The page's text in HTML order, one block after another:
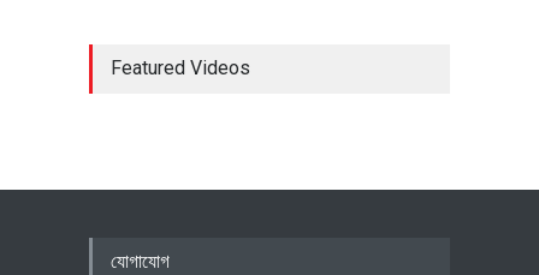
Featured Videos
যোগাযোগ